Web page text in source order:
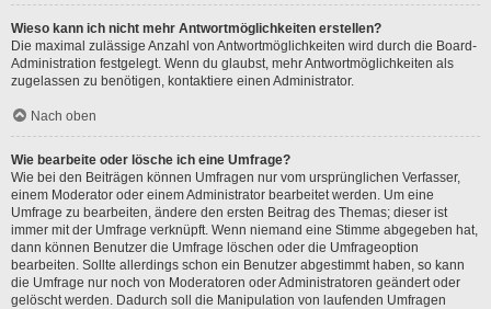
Wieso kann ich nicht mehr Antwortmöglichkeiten erstellen?
Die maximal zulässige Anzahl von Antwortmöglichkeiten wird durch die Board-
Administration festgelegt. Wenn du glaubst, mehr Antwortmöglichkeiten als
zugelassen zu benötigen, kontaktiere einen Administrator.
Nach oben
Wie bearbeite oder lösche ich eine Umfrage?
Wie bei den Beiträgen können Umfragen nur vom ursprünglichen Verfasser,
einem Moderator oder einem Administrator bearbeitet werden. Um eine
Umfrage zu bearbeiten, ändere den ersten Beitrag des Themas; dieser ist
immer mit der Umfrage verknüpft. Wenn niemand eine Stimme abgegeben hat,
dann können Benutzer die Umfrage löschen oder die Umfrageoption
bearbeiten. Sollte allerdings schon ein Benutzer abgestimmt haben, so kann
die Umfrage nur noch von Moderatoren oder Administratoren geändert oder
gelöscht werden. Dadurch soll die Manipulation von laufenden Umfragen